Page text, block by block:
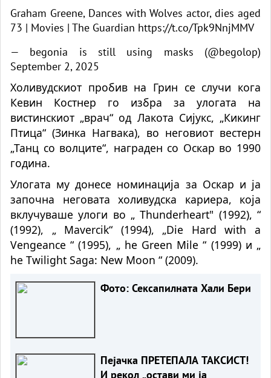
Graham Greene, Dances with Wolves actor, dies aged
73 | Movies | The Guardian https://t.co/Tpk9NnjMMV
— begonia is still using masks (@begolop)
September 2, 2025
Холивудскиот пробив на Грин се случи кога
Кевин Костнер го избра за улогата на
вистинскиот „врач“ од Лакота Сијукс, „Кикинг
Птица“ (Зинка Нагвака), во неговиот вестерн
„Танц со волците“, награден со Оскар во 1990
година.
Улогата му донесе номинација за Оскар и ја
започна неговата холивудска кариера, која
вклучуваше улоги во „ Thunderheart" (1992), “
(1992), „
Mavercik“ (1994), „Die Hard with a
Vengeance “ (1995), „ he Green Mile “ (1999) и „
he Twilight Saga: New Moon “ (2009).
Фото: Сексапилната Хали Бери
Пејачка ПРЕТЕПАЛА ТАКСИСТ!
И рекол „остави ми ја